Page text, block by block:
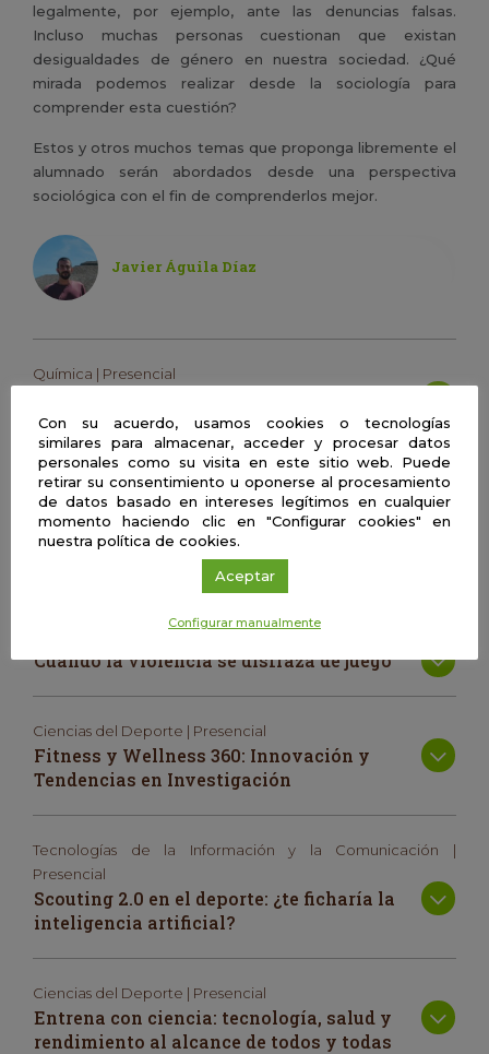
legalmente, por ejemplo, ante las denuncias falsas.
Incluso muchas personas cuestionan que existan
desigualdades de género en nuestra sociedad. ¿Qué
mirada podemos realizar desde la sociología para
comprender esta cuestión?
Estos y otros muchos temas que proponga libremente el
alumnado serán abordados desde una perspectiva
sociológica con el fin de comprenderlos mejor.
Javier Águila Díaz
Química | Presencial
jugando con los átomos como piezas de
Lego©
Sociología | Presencial
El (no tan) extraordinario caso de los
personas de más de 100 años
Cuando la violencia se disfraza de juego
Ciencias del Deporte | Presencial
Fitness y Wellness 360: Innovación y
Tendencias en Investigación
Tecnologías de la Información y la Comunicación |
Presencial
Scouting 2.0 en el deporte: ¿te ficharía la
inteligencia artificial?
Ciencias del Deporte | Presencial
Entrena con ciencia: tecnología, salud y
rendimiento al alcance de todos y todas
Con su acuerdo, usamos cookies o tecnologías
similares para almacenar, acceder y procesar datos
personales como su visita en este sitio web. Puede
retirar su consentimiento u oponerse al procesamiento
de datos basado en intereses legítimos en cualquier
momento haciendo clic en "Configurar cookies" en
nuestra política de cookies.
Aceptar
Configurar manualmente